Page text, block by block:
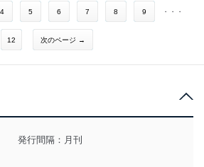
あるわけですが、将来に向けては新幹線を整備
関する議論を始める時期ではないでしょうか。
4 5 6 7 8 9 ・・・
12 次のページ →
発行間隔：月刊